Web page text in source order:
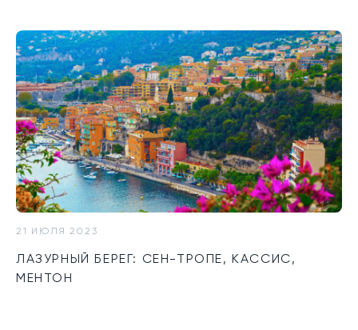
21 ИЮЛЯ 2023
ЛАЗУРНЫЙ БЕРЕГ: СЕН-ТРОПЕ, КАССИС,
МЕНТОН